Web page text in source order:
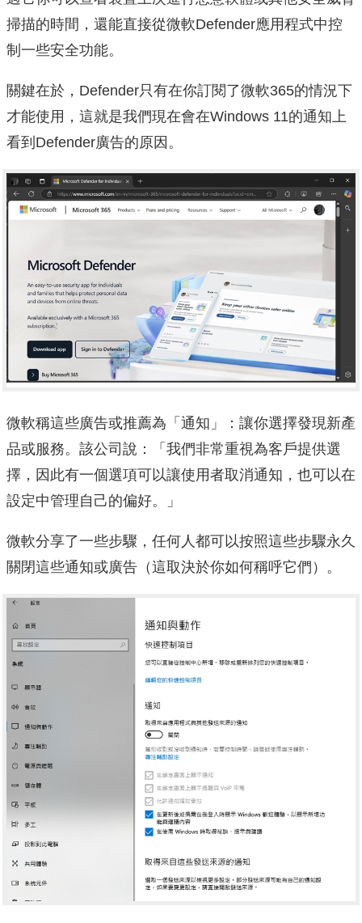
掃描的時間，還能直接從微軟Defender應用程式中控
制一些安全功能。
關鍵在於，Defender只有在你訂閱了微軟365的情況下
才能使用，這就是我們現在會在Windows 11的通知上
看到Defender廣告的原因。
微軟稱這些廣告或推薦為「通知」：讓你選擇發現新產
品或服務。該公司說：「我們非常重視為客戶提供選
擇，因此有一個選項可以讓使用者取消通知，也可以在
設定中管理自己的偏好。」
微軟分享了一些步驟，任何人都可以按照這些步驟永久
關閉這些通知或廣告（這取決於你如何稱呼它們）。